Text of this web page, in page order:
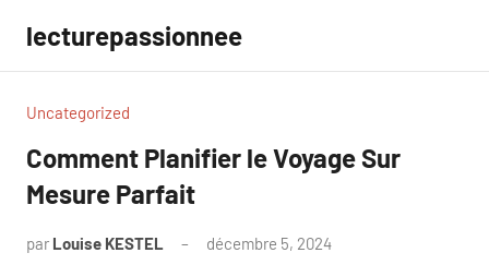
contenu
lecturepassionnee
Uncategorized
Comment Planifier le Voyage Sur
Mesure Parfait
par Louise KESTEL décembre 5, 2024